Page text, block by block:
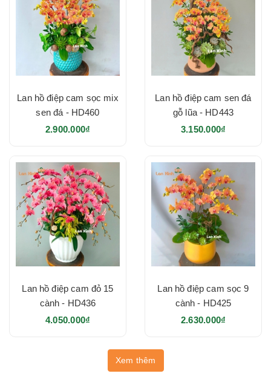
Lan hồ điệp cam sọc mix
sen đá - HD460
2.900.000₫
Lan hồ điệp cam sen đá
gỗ lũa - HD443
3.150.000₫
Lan hồ điệp cam đỏ 15
cành - HD436
4.050.000₫
Lan hồ điệp cam sọc 9
cành - HD425
2.630.000₫
Xem thêm